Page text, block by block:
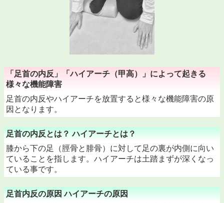
「足首の内反」「ハイアーチ（甲高）」によって起きる
様々な機能障害
足首の内反やハイアーチを放置すると様々な機能障害の原
因となります。
足首の内反とは？ ハイアーチとは？
膝から下の足（脛骨と腓骨）に対して足の裏が内側に向い
ていることを指します。ハイアーチは土踏まずが深くなっ
ている事です。
足首内反の原因 ハイアーチの原因